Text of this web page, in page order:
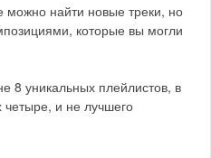
можно найти новые треки, но
которые вы могли
8 уникальных плейлистов, в
четыре, и не лучшего